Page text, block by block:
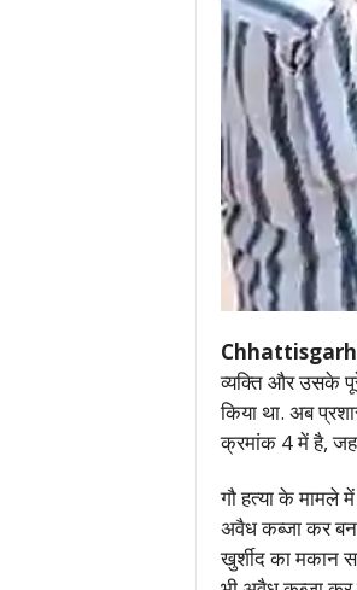
व्यक्ति और उसके
किया था. अब
क्रमांक 4 में है,
गौ हत्या के मामले
अवैध कब्जा कर
खुर्शीद का मकान